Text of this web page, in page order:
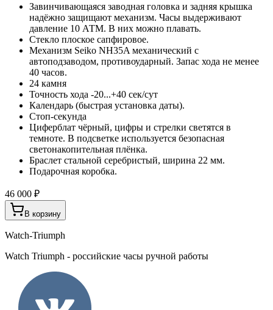
Завинчивающаяся заводная головка и задняя крышка
надёжно защищают механизм. Часы выдерживают
давление 10 АТМ. В них можно плавать.
Стекло плоское сапфировое.
Механизм Seiko NH35A механический с
автоподзаводом, противоударный. Запас хода не менее
40 часов.
24 камня
Точность хода -20...+40 сек/сут
Календарь (быстрая установка даты).
Стоп-секунда
Циферблат чёрный, цифры и стрелки светятся в
темноте. В подсветке используется безопасная
светонакопительная плёнка.
Браслет стальной серебристый, ширина 22 мм.
Подарочная коробка.
46 000 ₽
В корзину
Watch-Triumph
Watch Triumph - российские часы ручной работы